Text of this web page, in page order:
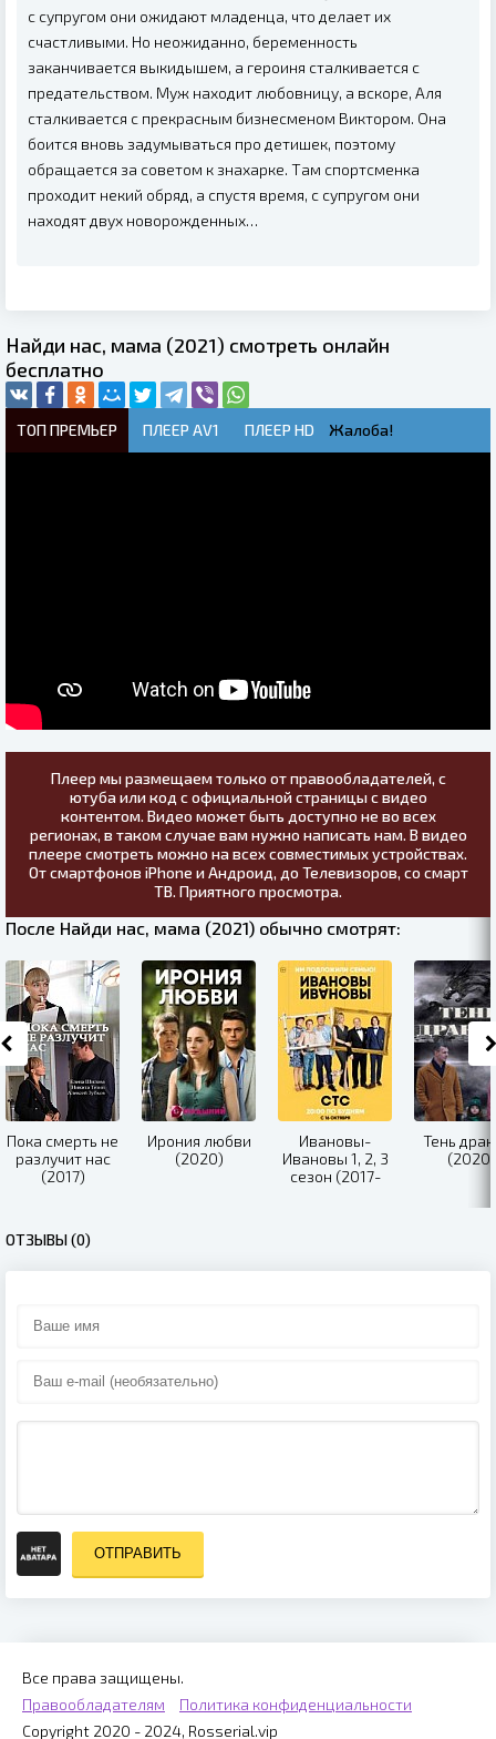
с супругом они ожидают младенца, что делает их
счастливыми. Но неожиданно, беременность
заканчивается выкидышем, а героиня сталкивается с
предательством. Муж находит любовницу, а вскоре, Аля
сталкивается с прекрасным бизнесменом Виктором. Она
боится вновь задумываться про детишек, поэтому
обращается за советом к знахарке. Там спортсменка
проходит некий обряд, а спустя время, с супругом они
находят двух новорожденных…
Найди нас, мама (2021) смотреть онлайн
бесплатно
ТОП ПРЕМЬЕР ПЛЕЕР AV1 ПЛЕЕР HD Жалоба!
Плеер мы размещаем только от правообладателей, с
ютуба или код с официальной страницы с видео
контентом. Видео может быть доступно не во всех
регионах, в таком случае вам нужно написать нам. В видео
плеере смотреть можно на всех совместимых устройствах.
От смартфонов iPhone и Андроид, до Телевизоров, со смарт
ТВ. Приятного просмотра.
После Найди нас, мама (2021) обычно смотрят:
Пока смерть не
разлучит нас
(2017)
Ирония любви
(2020)
Ивановы-
Ивановы 1, 2, 3
сезон (2017-
Тень
(2020)
ОТЗЫВЫ (0)
ОТПРАВИТЬ
Все права защищены.
Правообладателям
Политика конфиденциальности
Copyright 2020 - 2024, Rosserial.vip